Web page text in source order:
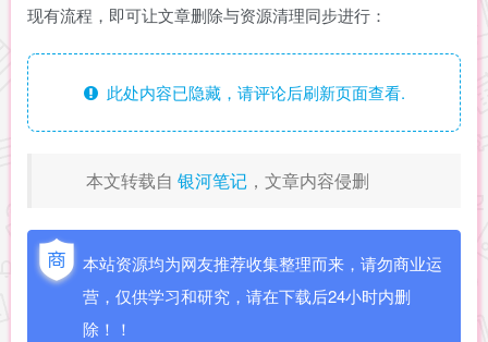
现有流程，即可让文章删除与资源清理同步进行：
此处内容已隐藏，请评论后刷新页面查看.
本文转载自 银河笔记 ，文章内容侵删
本站资源均为网友推荐收集整理而来，请勿商业运
营，仅供学习和研究，请在下载后24小时内删
除！！